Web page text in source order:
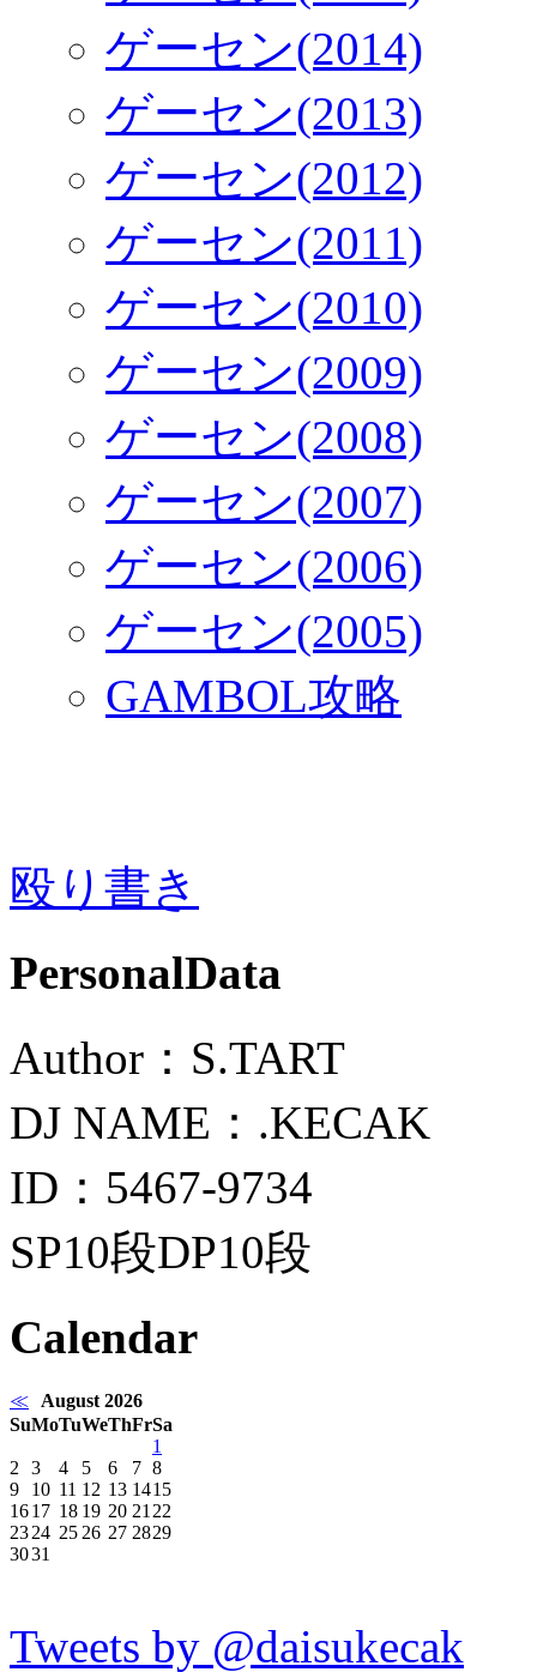
ゲーセン(2014)
ゲーセン(2013)
ゲーセン(2012)
ゲーセン(2011)
ゲーセン(2010)
ゲーセン(2009)
ゲーセン(2008)
ゲーセン(2007)
ゲーセン(2006)
ゲーセン(2005)
GAMBOL攻略
殴り書き
PersonalData
Author：S.TART
DJ NAME：.KECAK
ID：5467-9734
SP10段DP10段
Calendar
≪
August 2026
SuMoTuWeThFrSa
1
2
3 4 5 6 7 8
9
10 11 12 13 1415
1617 18 19 20 21 22
2324 25 26 27 2829
3031
Tweets by @daisukecak